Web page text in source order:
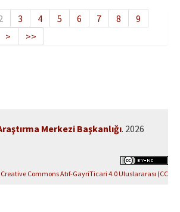
3 4 5 6 7 8
9
> >>
Merkezi Başkanlığı. 2026
Creative Commons Atıf-GayriTicari 4.0 Uluslararası (CC